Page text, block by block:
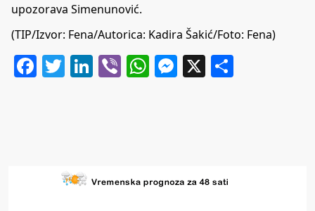
upozorava Simenunović.
(TIP/Izvor: Fena/Autorica: Kadira Šakić/Foto: Fena)
Facebook
Twitter
LinkedIn
ViberWhatsApp
Messenger
X